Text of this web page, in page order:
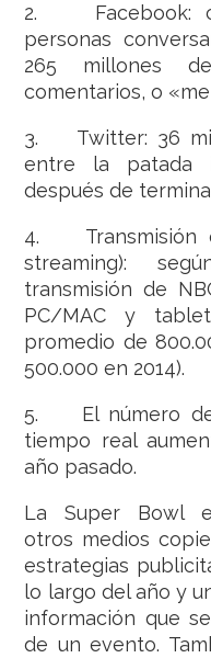
2. Facebook:
personas
265 millones de
comentarios, o
3. Twitter: 36
entre la patada
después de
4. Transmisión
streaming):
transmisión de
PC/MAC y
promedio de
500.000 en 2014).
5. El número de
tiempo real
año pasado.
La Super Bowl
otros medios
estrategias
lo largo del año y
información que
de un evento.